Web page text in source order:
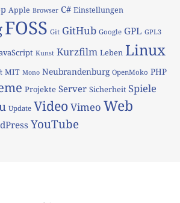
Apple Browser C# Einstellungen
FOSS Git GitHub Google GPL GPL3
Kunst Kurzfilm Leben Linux
MIT Mono Neubrandenburg OpenMoko PHP
Projekte Server Sicherheit Spiele
Update VideoVimeo Web
YouTube